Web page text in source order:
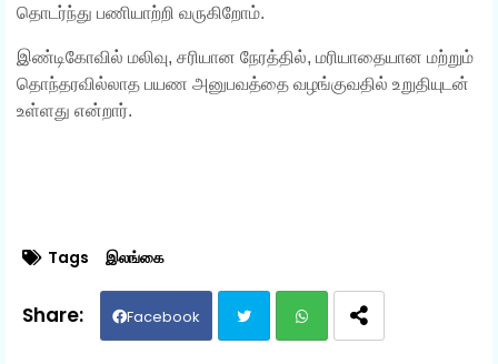
தொடர்ந்து பணியாற்றி வருகிறோம்.
இண்டிகோவில் மலிவு, சரியான நேரத்தில், மரியாதையான மற்றும்
தொந்தரவில்லாத பயண அனுபவத்தை வழங்குவதில் உறுதியுடன்
உள்ளது என்றார்.
Tags இலங்கை
Facebook